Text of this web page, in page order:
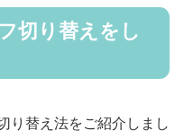
切り替えをし
り替え法をご紹介しまし